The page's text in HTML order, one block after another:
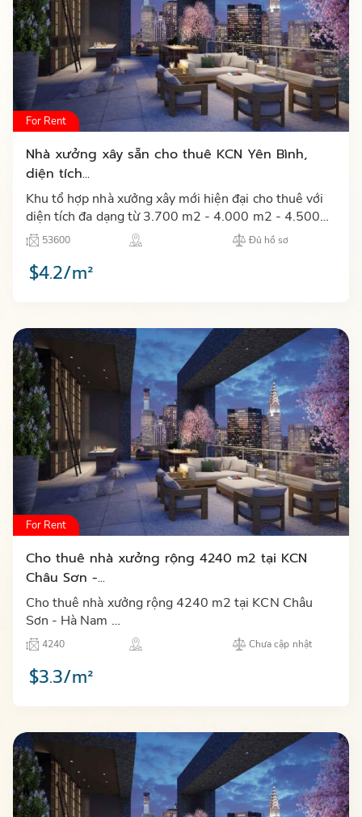
For Rent
Nhà xưởng xây sẵn cho thuê KCN Yên Bình,
diện tích...
Khu tổ hợp nhà xưởng xây mới hiện đại cho thuê với
diện tích đa dạng từ 3.700 m2 - 4.000 m2 - 4.500
m2 - 6.500 m2 tại khu công nghiệp Yên Bình tỉnh
Thái Nguyên…
53600 Đủ hồ sơ
$4.2/m²
For Rent
Cho thuê nhà xưởng rộng 4240 m2 tại KCN
Châu Sơn -...
Cho thuê nhà xưởng rộng 4240 m2 tại KCN Châu
Sơn - Hà Nam …
4240 Chưa cập nhật
$3.3/m²